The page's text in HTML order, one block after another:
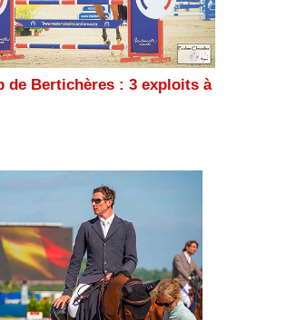
de Bertichères : 3 exploits à